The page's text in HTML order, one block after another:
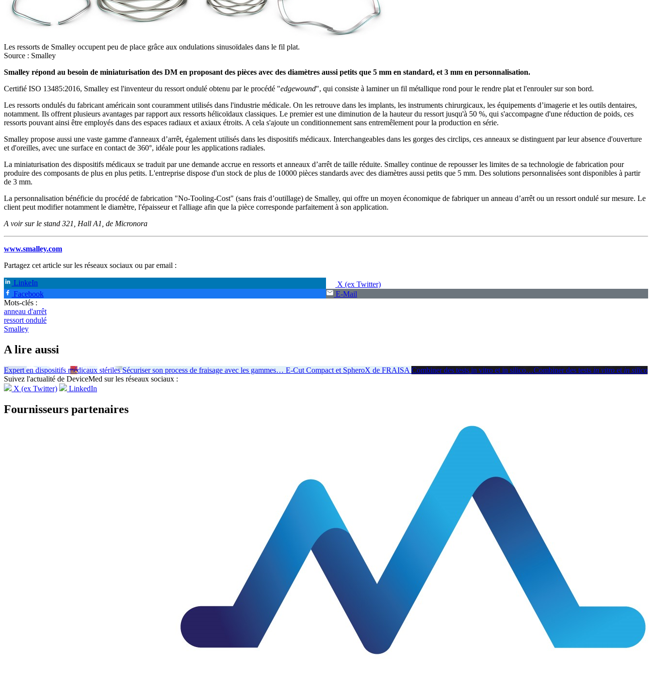
Les ressorts de Smalley occupent peu de place grâce aux ondulations sinusoïdales dans le fil plat.
Source : Smalley
Smalley répond au besoin de miniaturisation des DM en proposant des pièces avec des diamètres aussi petits que 5 mm en standard, et 3 mm en personnalisation.
Certifié ISO 13485:2016, Smalley est l'inventeur du ressort ondulé obtenu par le procédé "edgewound", qui consiste à laminer un fil métallique rond pour le rendre plat et l'enrouler sur son bord.
Les ressorts ondulés du fabricant américain sont couramment utilisés dans l'industrie médicale. On les retrouve dans les implants, les instruments chirurgicaux, les équipements d’imagerie et les outils dentaires,
notamment. Ils offrent plusieurs avantages par rapport aux ressorts hélicoïdaux classiques. Le premier est une diminution de la hauteur du ressort jusqu'à 50 %, qui s'accompagne d'une réduction de poids, ces
ressorts pouvant ainsi être employés dans des espaces radiaux et axiaux étroits. A cela s'ajoute un conditionnement sans entremêlement pour la production en série.
Smalley propose aussi une vaste gamme d'anneaux d’arrêt, également utilisés dans les dispositifs médicaux. Interchangeables dans les gorges des circlips, ces anneaux se distinguent par leur absence d'ouverture
et d'oreilles, avec une surface en contact de 360°, idéale pour les applications radiales.
La miniaturisation des dispositifs médicaux se traduit par une demande accrue en ressorts et anneaux d’arrêt de taille réduite. Smalley continue de repousser les limites de sa technologie de fabrication pour
produire des composants de plus en plus petits. L'entreprise dispose d'un stock de plus de 10000 pièces standards avec des diamètres aussi petits que 5 mm. Des solutions personnalisées sont disponibles à partir
de 3 mm.
La personnalisation bénéficie du procédé de fabrication "No-Tooling-Cost" (sans frais d’outillage) de Smalley, qui offre un moyen économique de fabriquer un anneau d’arrêt ou un ressort ondulé sur mesure. Le
client peut modifier notamment le diamètre, l'épaisseur et l'alliage afin que la pièce corresponde parfaitement à son application.
A voir sur le stand 321, Hall A1, de Micronora
www.smalley.com
Partagez cet article sur les réseaux sociaux ou par email :
LinkeIn
X (ex Twitter)
Facebook
E-Mail
Mots-clés :
anneau d'arrêt
ressort ondulé
Smalley
A lire aussi
Expert en dispositifs médicaux stériles Sécuriser son process de fraisage avec les gammes… E-Cut Compact et SpheroX de FRAISA Combiner des tests in vitro et in silico…Combiner des tests in vitro et in silico
Suivez l'actualité de DeviceMed sur les réseaux sociaux :
X (ex Twitter)
LinkedIn
Fournisseurs partenaires